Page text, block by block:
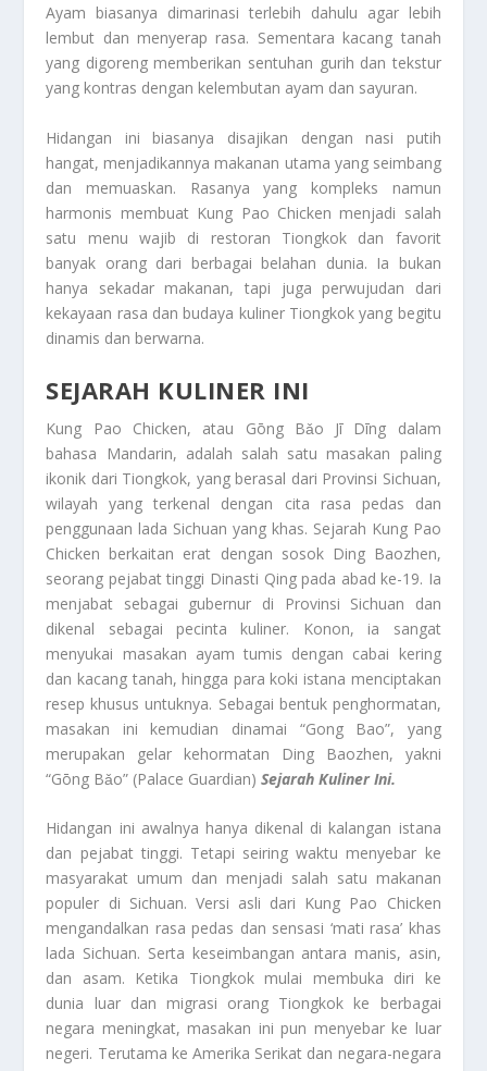
Ayam biasanya dimarinasi terlebih dahulu agar lebih
lembut dan menyerap rasa. Sementara kacang tanah
yang digoreng memberikan sentuhan gurih dan tekstur
yang kontras dengan kelembutan ayam dan sayuran.
Hidangan ini biasanya disajikan dengan nasi putih
hangat, menjadikannya makanan utama yang seimbang
dan memuaskan. Rasanya yang kompleks namun
harmonis membuat Kung Pao Chicken menjadi salah
satu menu wajib di restoran Tiongkok dan favorit
banyak orang dari berbagai belahan dunia. Ia bukan
hanya sekadar makanan, tapi juga perwujudan dari
kekayaan rasa dan budaya kuliner Tiongkok yang begitu
dinamis dan berwarna.
SEJARAH KULINER INI
Kung Pao Chicken, atau Gōng Bǎo Jī Dīng dalam
bahasa Mandarin, adalah salah satu masakan paling
ikonik dari Tiongkok, yang berasal dari Provinsi Sichuan,
wilayah yang terkenal dengan cita rasa pedas dan
penggunaan lada Sichuan yang khas. Sejarah Kung Pao
Chicken berkaitan erat dengan sosok Ding Baozhen,
seorang pejabat tinggi Dinasti Qing pada abad ke-19. Ia
menjabat sebagai gubernur di Provinsi Sichuan dan
dikenal sebagai pecinta kuliner. Konon, ia sangat
menyukai masakan ayam tumis dengan cabai kering
dan kacang tanah, hingga para koki istana menciptakan
resep khusus untuknya. Sebagai bentuk penghormatan,
masakan ini kemudian dinamai “Gong Bao”, yang
merupakan gelar kehormatan Ding Baozhen, yakni
“Gōng Bǎo” (Palace Guardian) Sejarah Kuliner Ini.
Hidangan ini awalnya hanya dikenal di kalangan istana
dan pejabat tinggi. Tetapi seiring waktu menyebar ke
masyarakat umum dan menjadi salah satu makanan
populer di Sichuan. Versi asli dari Kung Pao Chicken
mengandalkan rasa pedas dan sensasi ‘mati rasa’ khas
lada Sichuan. Serta keseimbangan antara manis, asin,
dan asam. Ketika Tiongkok mulai membuka diri ke
dunia luar dan migrasi orang Tiongkok ke berbagai
negara meningkat, masakan ini pun menyebar ke luar
negeri. Terutama ke Amerika Serikat dan negara-negara